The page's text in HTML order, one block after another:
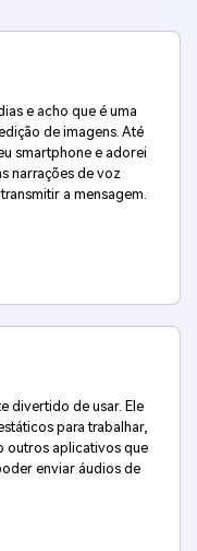
e acho que é uma
de imagens. Até
smartphone e adorei
narrações de voz
a mensagem.
divertido de usar. Ele
para trabalhar,
outros aplicativos que
enviar áudios de